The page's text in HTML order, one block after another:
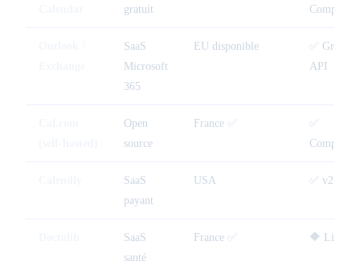
gratuit Complète
SaaS
Microsoft
365
EU disponible
✅ Graph
API
Open
source
France ✅
✅
Complète
SaaS
payant
USA ✅ v2 API
SaaS
santé
France ✅ 🔶 Limitée